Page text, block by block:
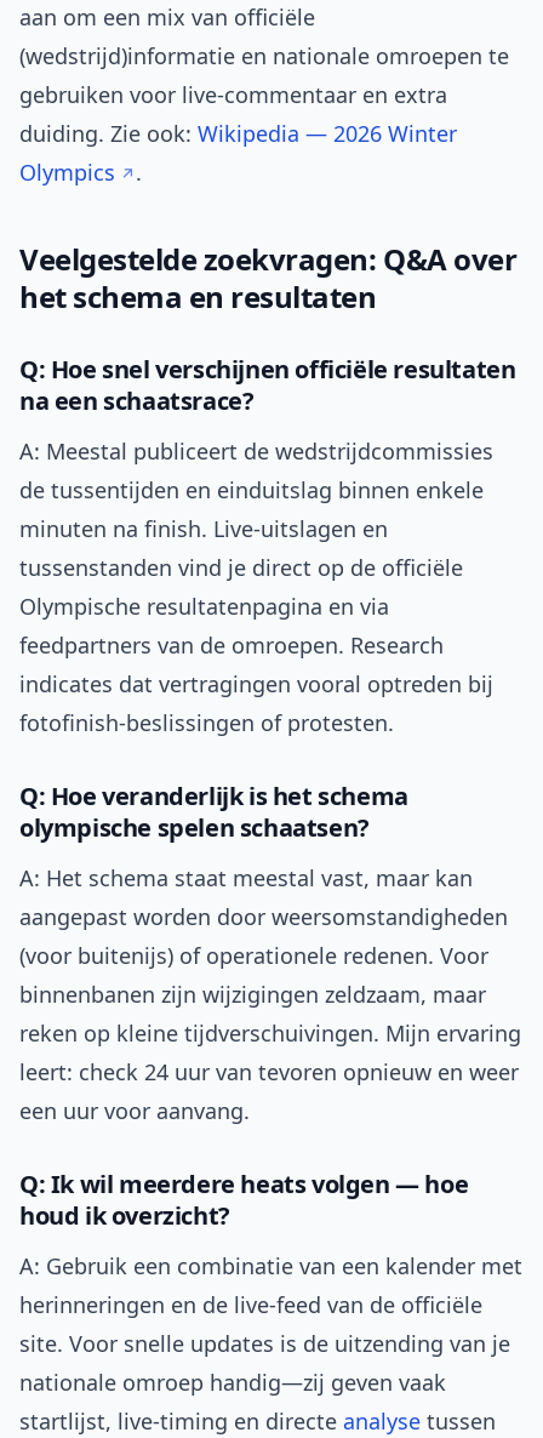
aan om een mix van officiële
(wedstrijd)informatie en nationale omroepen te
gebruiken voor live-commentaar en extra
duiding. Zie ook: Wikipedia — 2026 Winter
Olympics
.
Veelgestelde zoekvragen: Q&A over
het schema en resultaten
Q: Hoe snel verschijnen officiële resultaten
na een schaatsrace?
A: Meestal publiceert de wedstrijdcommissies
de tussentijden en einduitslag binnen enkele
minuten na finish. Live-uitslagen en
tussenstanden vind je direct op de officiële
Olympische resultatenpagina en via
feedpartners van de omroepen. Research
indicates dat vertragingen vooral optreden bij
fotofinish-beslissingen of protesten.
Q: Hoe veranderlijk is het schema
olympische spelen schaatsen?
A: Het schema staat meestal vast, maar kan
aangepast worden door weersomstandigheden
(voor buitenijs) of operationele redenen. Voor
binnenbanen zijn wijzigingen zeldzaam, maar
reken op kleine tijdverschuivingen. Mijn ervaring
leert: check 24 uur van tevoren opnieuw en weer
een uur voor aanvang.
Q: Ik wil meerdere heats volgen — hoe
houd ik overzicht?
A: Gebruik een combinatie van een kalender met
herinneringen en de live-feed van de officiële
site. Voor snelle updates is de uitzending van je
nationale omroep handig—zij geven vaak
startlijst, live-timing en directe analyse tussen